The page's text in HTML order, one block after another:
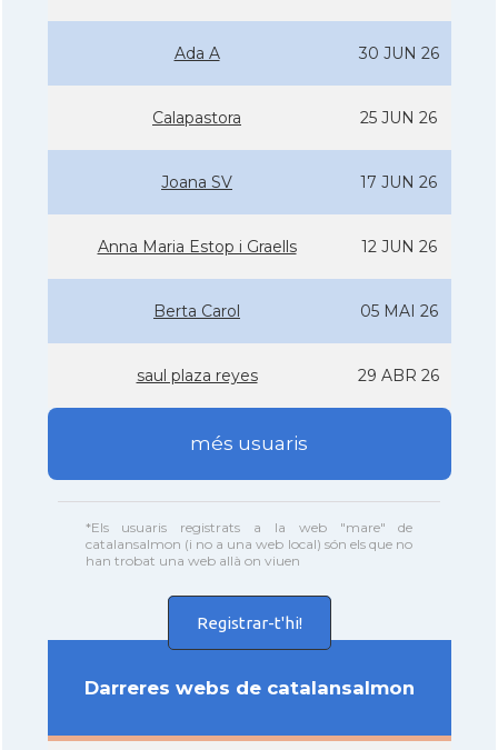
Ada A 30 JUN 26
Calapastora 25 JUN 26
Joana SV 17 JUN 26
Anna Maria Estop i Graells 12 JUN 26
Berta Carol 05 MAI 26
saul plaza reyes 29 ABR 26
més usuaris
*Els usuaris registrats a la web "mare" de
catalansalmon (i no a una web local) són els que no
han trobat una web allà on viuen
Registrar-t'hi!
Darreres webs de catalansalmon